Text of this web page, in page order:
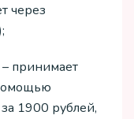
через
принимает
1900 рублей,